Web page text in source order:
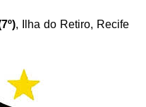
, Ilha do Retiro, Recife